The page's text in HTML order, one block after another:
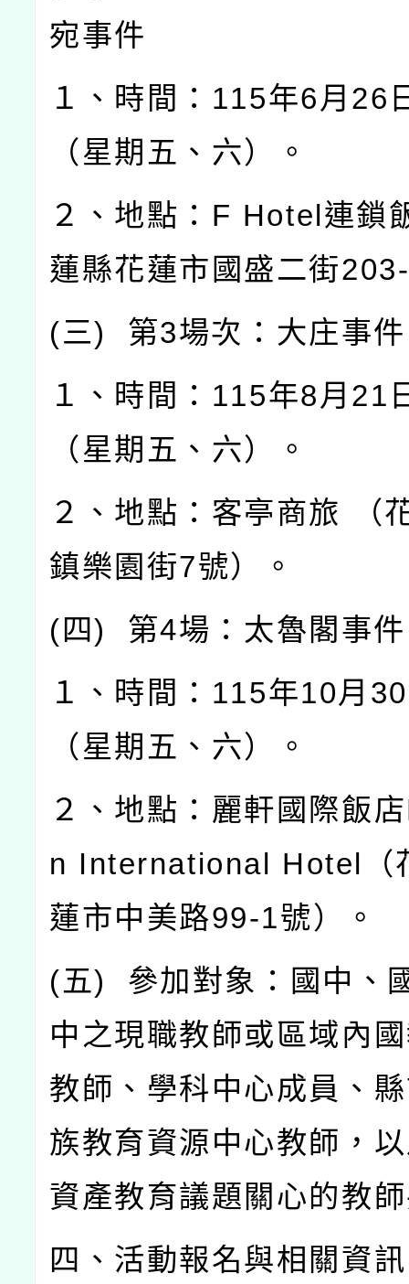
宛事件
１、時間： 115年6月 26
（星期五、六）。
２、地點： F Hotel連鎖
蓮縣花蓮市國盛二街
(三) 第3場次：大庄事件
１、時間： 115年8月 21
（星期五、六）。
２、地點：客亭商旅
（
鎮樂園街7號）。
( 四) 第4場：太魯閣事件
１、時間： 115年10月 30
（星期五、六）。
２、地點：麗軒國際飯店
n International Hotel
蓮市中美路99-1號）。
(五) 參加對象：國中、
中之現職教師或區域內
教師、學科中心成員、
族教育資源中心教師，
資產教育議題關心的教
四、活動報名與相關資